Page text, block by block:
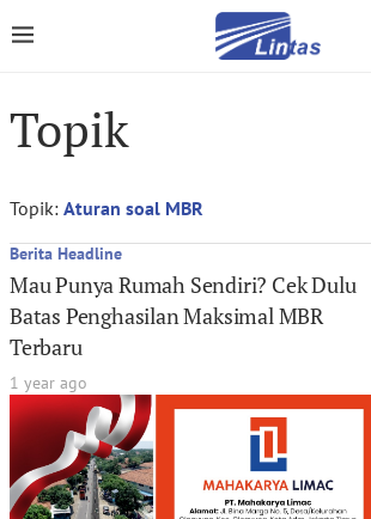
Topik
Topik: Aturan soal MBR
Berita Headline
Mau Punya Rumah Sendiri? Cek Dulu
Batas Penghasilan Maksimal MBR
Terbaru
1 year ago